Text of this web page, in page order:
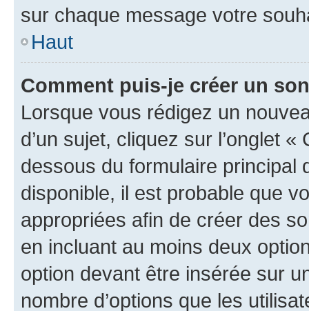
sur chaque message votre
Haut
Comment puis-je créer un
Lorsque vous rédigez un
d’un sujet, cliquez sur l’onglet
dessous du formulaire principal
disponible, il est probable que
appropriées afin de créer des
en incluant au moins deux
option devant être insérée sur
nombre d’options que les